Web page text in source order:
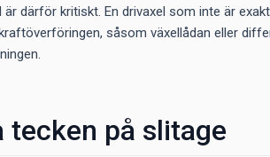
därför kritiskt. En drivaxel som inte är
såsom växellådan eller
tecken på slitage